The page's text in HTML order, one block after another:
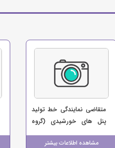
مشاهده اطلاعات بیشتر
متقاضی نمایندگی خط تولید
پنل های خورشیدی (گروه
صنعتی حمید)